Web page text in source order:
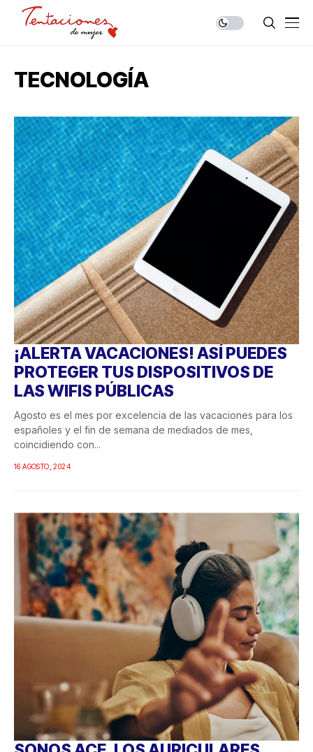
TECNOLOGÍA
¡ALERTA VACACIONES! ASÍ PUEDES
PROTEGER TUS DISPOSITIVOS DE
LAS WIFIS PÚBLICAS
Agosto es el mes por excelencia de las vacaciones para los
españoles y el fin de semana de mediados de mes,
coincidiendo con...
16 AGOSTO, 2024